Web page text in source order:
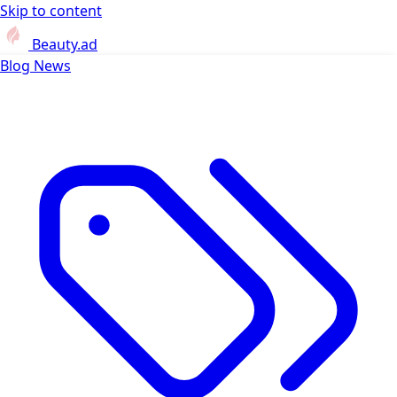
Skip to content
Beauty.ad
Blog News